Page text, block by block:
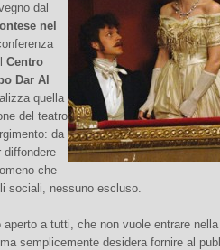
dal
nel
Centro
Dar Al
quella
del teatro
da
diffondere
che
sociali, nessuno escluso.
aperto a tutti, che non vuole entrare
semplicemente desidera fornire al